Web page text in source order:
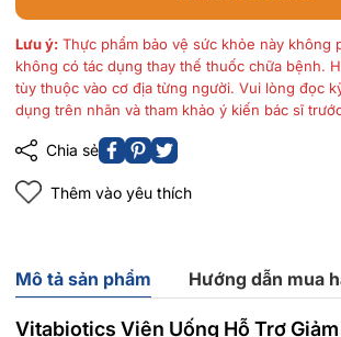
Lưu ý: Thực phẩm bảo vệ sức khỏe này không
không có tác dụng thay thế thuốc chữa bệnh.
tùy thuộc vào cơ địa từng người. Vui lòng đọc
dụng trên nhãn và tham khảo ý kiến bác sĩ
Chia sẻ
Thêm vào yêu thích
Mô tả sản phẩm Hướng dẫn mua
Vitabiotics Viên Uống Hỗ Trợ